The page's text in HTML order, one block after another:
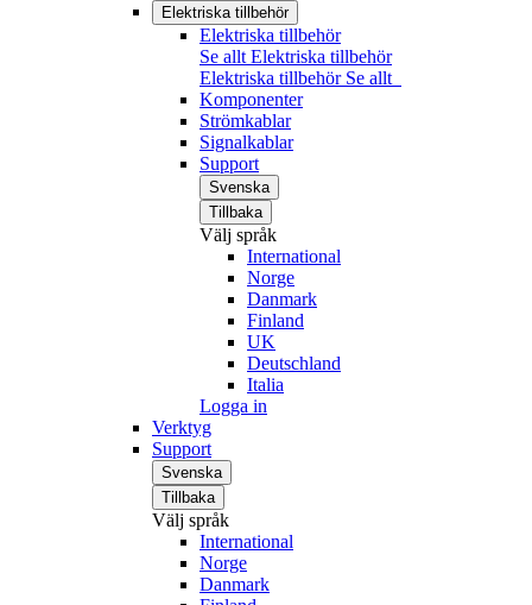
Elektriska tillbehör
Elektriska tillbehör
Se allt Elektriska tillbehör
Elektriska tillbehör Se allt
Komponenter
Strömkablar
Signalkablar
Support
Svenska
Tillbaka
Välj språk
International
Norge
Danmark
Finland
UK
Deutschland
Italia
Logga in
Verktyg
Support
Svenska
Tillbaka
Välj språk
International
Norge
Danmark